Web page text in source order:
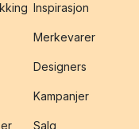
Inspirasjon
Merkevarer
Designers
Kampanjer
Salg